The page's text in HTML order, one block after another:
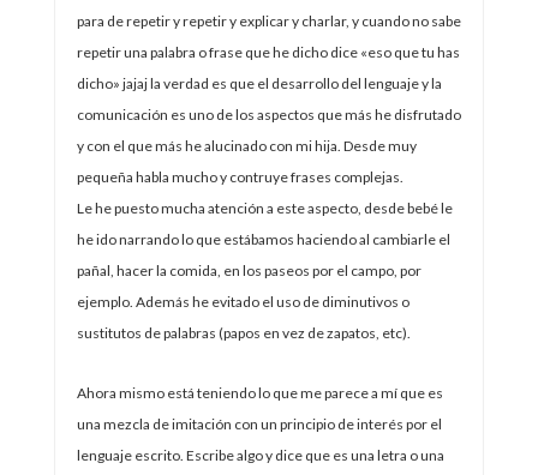
para de repetir y repetir y explicar y charlar, y cuando no sabe
repetir una palabra o frase que he dicho dice «eso que tu has
dicho» jajaj la verdad es que el desarrollo del lenguaje y la
comunicación es uno de los aspectos que más he disfrutado
y con el que más he alucinado con mi hija. Desde muy
pequeña habla mucho y contruye frases complejas.
Le he puesto mucha atención a este aspecto, desde bebé le
he ido narrando lo que estábamos haciendo al cambiarle el
pañal, hacer la comida, en los paseos por el campo, por
ejemplo. Además he evitado el uso de diminutivos o
sustitutos de palabras (papos en vez de zapatos, etc).
Ahora mismo está teniendo lo que me parece a mí que es
una mezcla de imitación con un principio de interés por el
lenguaje escrito. Escribe algo y dice que es una letra o una